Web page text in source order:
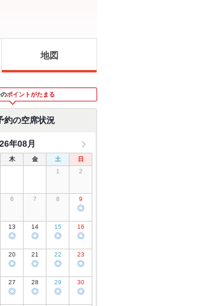
地図
ポイントがたまる
約の空席状況
年08月
木 金 土
日
1
2
6 7 8 9
◎
13
◎
14
◎
15
◎
16
◎
20
◎
21
◎
22
◎
23
◎
27
◎
28
◎
29
◎
30
◎